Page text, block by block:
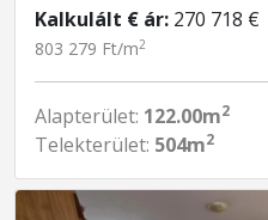
Kalkulált € ár: 270 718 €
803 279 Ft/m2
Alapterület: 122.00m2
Telekterület: 504m2